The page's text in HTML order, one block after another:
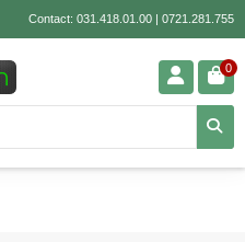
Contact: 031.418.01.00| 0721.281.755
0